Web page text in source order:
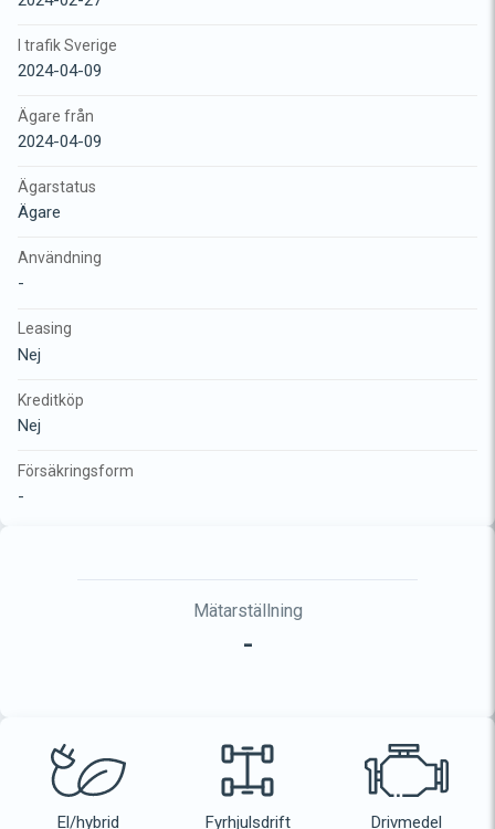
I trafik Sverige
2024-04-09
Ägare från
2024-04-09
Ägarstatus
Ägare
Användning
-
Leasing
Nej
Kreditköp
Nej
Försäkringsform
-
Mätarställning
-
El/hybrid
Fyrhjulsdrift
Drivmedel